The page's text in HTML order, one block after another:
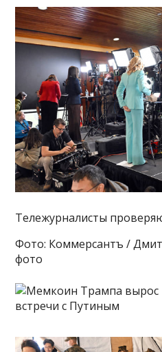
Тележурналисты
Фото: Коммерсантъ /
фото